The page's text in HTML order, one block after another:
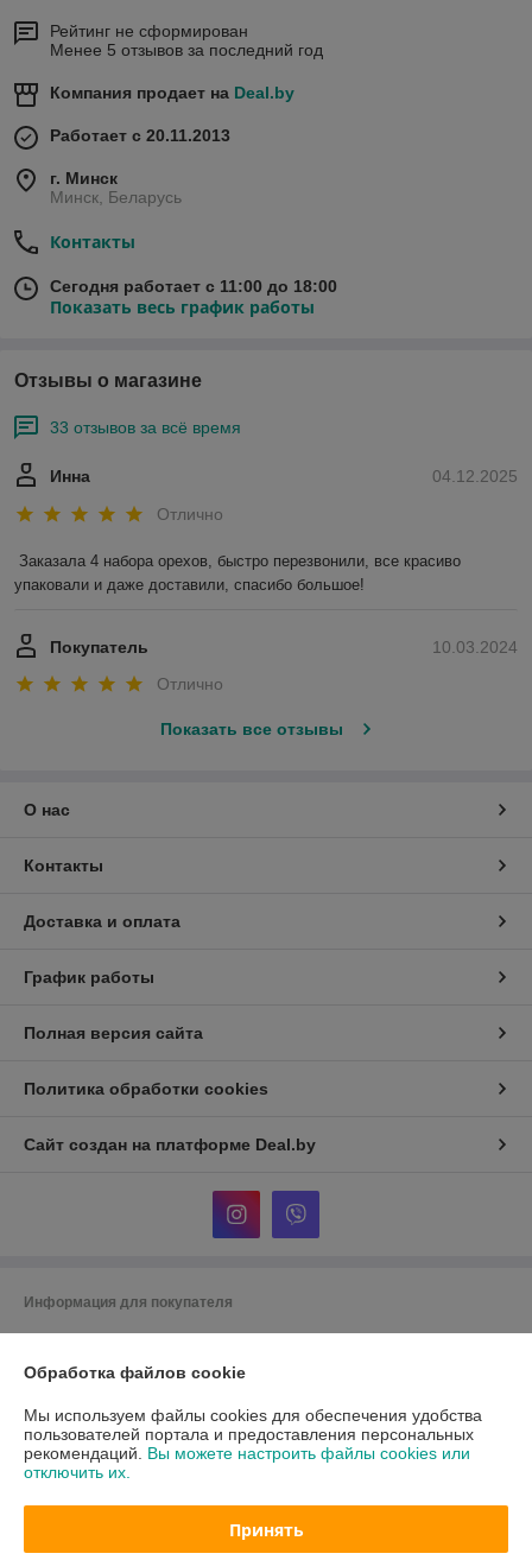
Рейтинг не сформирован
Менее 5 отзывов за последний год
Компания продает на Deal.by
Работает с 20.11.2013
г. Минск
Минск, Беларусь
Контакты
Сегодня работает с 11:00 до 18:00
Показать весь график работы
Отзывы о магазине
33 отзывов за всё время
04.12.2025
Инна
Отлично
Заказала 4 набора орехов, быстро перезвонили, все красиво
упаковали и даже доставили, спасибо большое!
10.03.2024
Покупатель
Отлично
Показать все отзывы
О нас
Контакты
Доставка и оплата
График работы
Полная версия сайта
Политика обработки cookies
Сайт создан на платформе Deal.by
Информация для покупателя
ул. Тикоцкого д2, кв52
Регистрационный номер ЕГР: АС5024532
УНП: АС5024532
району г. Минска
Дата регистрации компании: 24.02.2024
Обработка файлов cookie
Мы используем файлы cookies для обеспечения удобства
пользователей портала и предоставления персональных
рекомендаций. Вы можете настроить файлы cookies или
отключить их.
Принять